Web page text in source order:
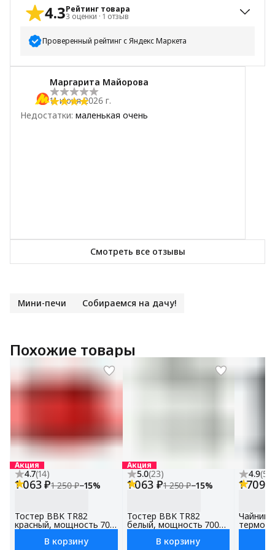
4.3Рейтинг товара
3 оценки · 1 отзыв
Проверенный рейтинг с Яндекс Маркета
5 звёзд
1
звезды
звезды
2 звезды
Маргарита Майорова
11 июня 2026 г.
Недостатки: маленькая очень
Смотреть все отзывы
Мини-печи Собираемся на дачу!
Похожие товары
Акция
4.7(14)
1 063 ₽1 250 ₽−15%
Тостер BBK TR82
красный, мощность 700
В корзину
Акция
5.0(23)
1 063 ₽1 250 ₽−15%
Тостер BBK TR82
белый, мощность 700
В корзину
4.9(54
1 709 ₽
Чайник